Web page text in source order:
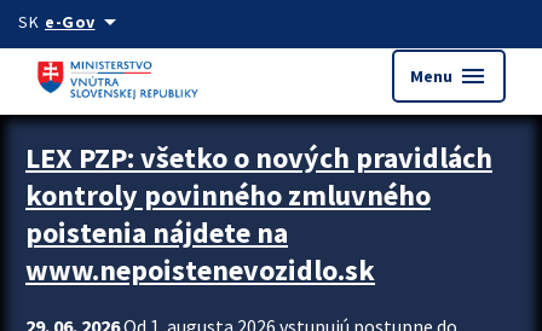
Preskocit na hlavný obsah
SK e-Govarrow_drop_down
Menu menu
Zastavit automatický posun upútavok
LEX PZP: všetko o nových pravidlách
kontroly povinného zmluvného
poistenia nájdete na
www.nepoistenevozidlo.sk